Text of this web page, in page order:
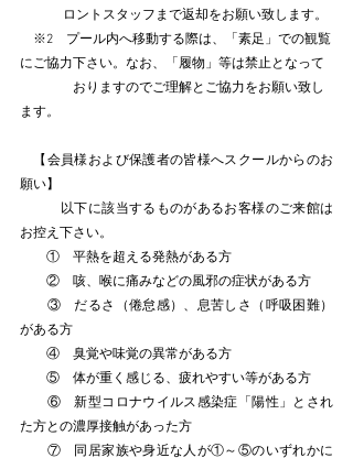
ロントスタッフまで返却をお願い致します。
※2　プール内へ移動する際は、「素足」での観覧
にご協力下さい。なお、「履物」等は禁止となって
おりますのでご理解とご協力をお願い致し
ます。
【会員様および保護者の皆様へスクールからのお
願い】
以下に該当するものがあるお客様のご来館は
お控え下さい。
①　平熱を超える発熱がある方
②　咳、喉に痛みなどの風邪の症状がある方
③　だるさ（倦怠感）、息苦しさ（呼吸困難）
がある方
④　臭覚や味覚の異常がある方
⑤　体が重く感じる、疲れやすい等がある方
⑥　新型コロナウイルス感染症「陽性」とされ
た方との濃厚接触があった方
⑦　同居家族や身近な人が①～⑤のいずれかに